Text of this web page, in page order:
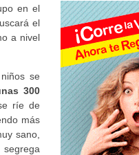
en el
el
a nivel
se
300
ríe de
más
sano,